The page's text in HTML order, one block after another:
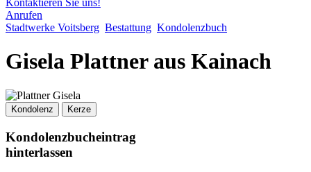
Kontaktieren Sie uns!
Anrufen
Stadtwerke Voitsberg Bestattung Kondolenzbuch
Gisela Plattner aus Kainach
Kondolenz Kerze
Kondolenzbucheintrag
hinterlassen